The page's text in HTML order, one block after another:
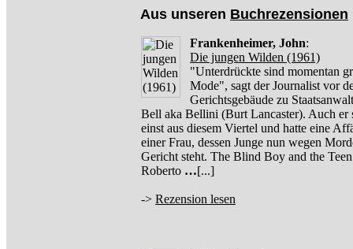
Aus unseren Buchrezensionen
Frankenheimer, John:
Die jungen Wilden (1961)
"Unterdrückte sind momentan
Mode", sagt der Journalist vor
Gerichtsgebäude zu
Bell aka Bellini (Burt Lancaster). Auch er
einst aus diesem Viertel und hatte eine
einer Frau, dessen Junge nun wegen
Gericht steht. The Blind Boy and the
Roberto …[...]
-> Rezension lesen